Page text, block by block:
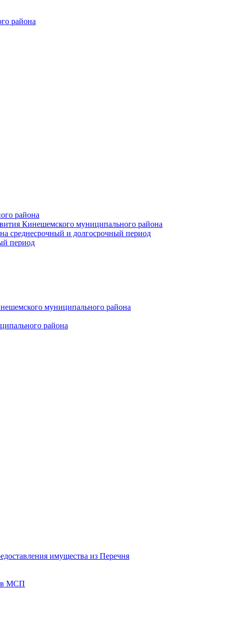
района
района
Кинешемского муниципального района
среднесрочный и долгосрочный период
период
муниципального района
района
имущества из Перечня
МСП